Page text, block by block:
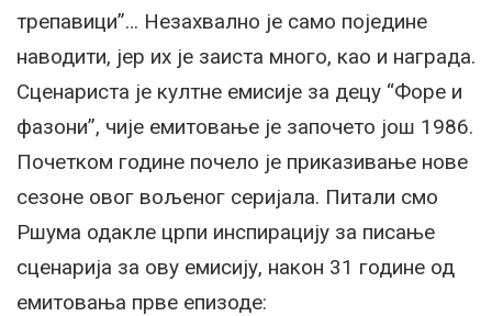
трепавици”… Незахвално је само поједине
наводити, јер их је заиста много, као и награда.
Сценариста је култне емисије за децу “Форе и
фазони”, чије емитовање је започето још 1986.
Почетком године почело је приказивање нове
сезоне овог вољеног серијала. Питали смо
Ршума одакле црпи инспирацију за писање
сценарија за ову емисију, након 31 године од
емитовања прве епизоде: